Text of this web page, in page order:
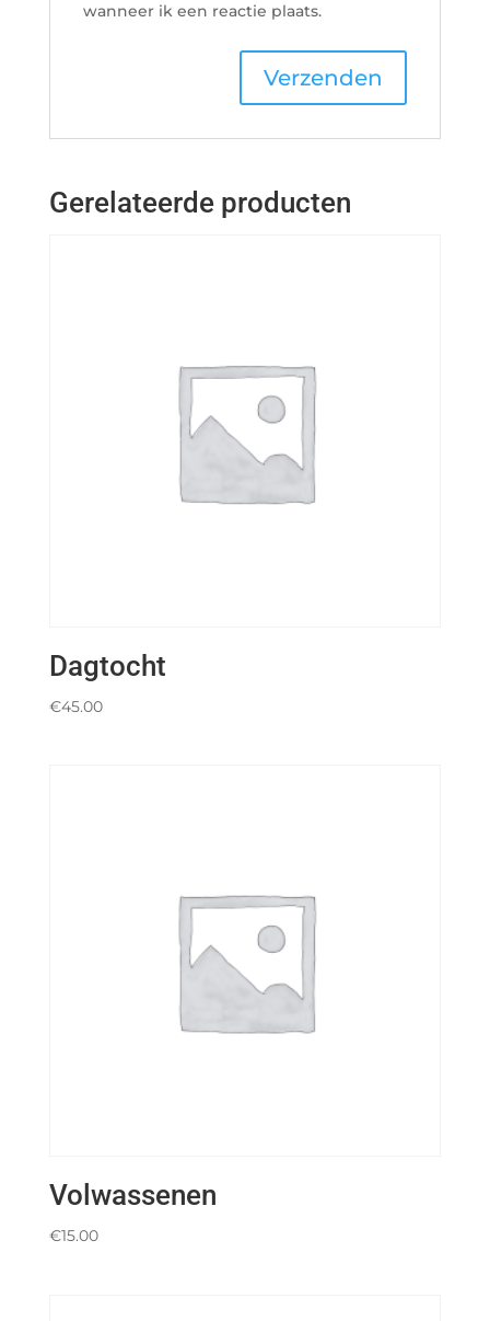
wanneer ik een reactie plaats.
Gerelateerde producten
Dagtocht
€45.00
Volwassenen
€15.00